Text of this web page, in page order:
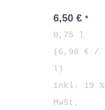
6,50 € *
0,75
l
( 6,90 € /
l )
inkl. 19 %
MwSt.